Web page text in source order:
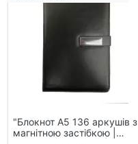
"Блокнот А5 136 аркушів з
магнітною застібкою |